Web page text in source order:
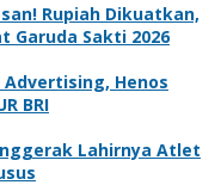
Rupiah Dikuatkan,
Garuda Sakti 2026
Henos
BRI
Lahirnya Atlet